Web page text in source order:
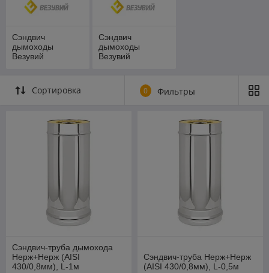
Сэндвич
дымоходы
Везувий
Сэндвич
дымоходы
Везувий
Сортировка 0 Фильтры
Сэндвич-труба дымохода
Нерж+Нерж (AISI
430/0,8мм), L-1м
Сэндвич-труба Нерж+Нерж
(AISI 430/0,8мм), L-0,5м